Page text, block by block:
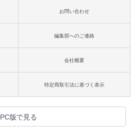
お問い合わせ
編集部へのご連絡
会社概要
特定商取引法に基づく表示
PC版で見る